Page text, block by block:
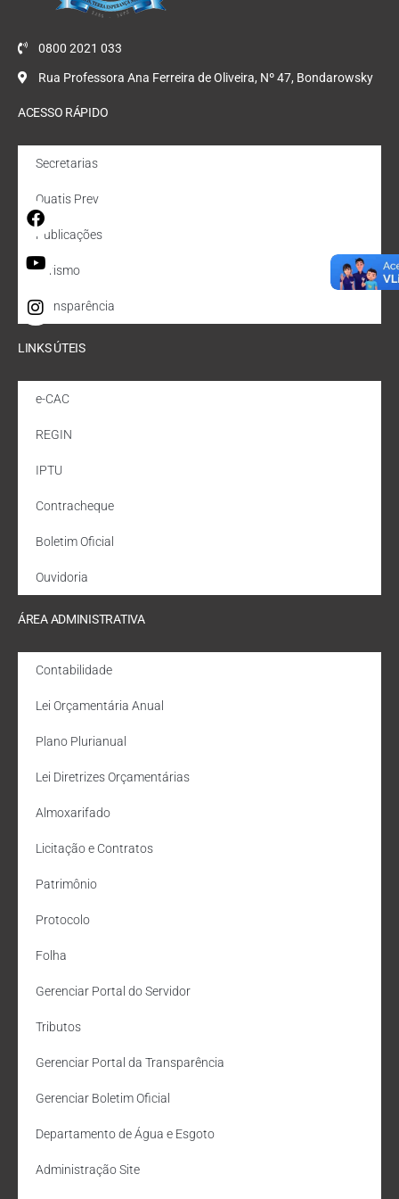
0800 2021 033
Rua Professora Ana Ferreira de Oliveira, Nº 47, Bondarowsky
ACESSO RÁPIDO
Secretarias
Quatis Prev
Publicações
Turismo
Transparência
LINKS ÚTEIS
e-CAC
REGIN
IPTU
Contracheque
Boletim Oficial
Ouvidoria
ÁREA ADMINISTRATIVA
Contabilidade
Lei Orçamentária Anual
Plano Plurianual
Lei Diretrizes Orçamentárias
Almoxarifado
Licitação e Contratos
Patrimônio
Protocolo
Folha
Gerenciar Portal do Servidor
Tributos
Gerenciar Portal da Transparência
Gerenciar Boletim Oficial
Departamento de Água e Esgoto
Administração Site